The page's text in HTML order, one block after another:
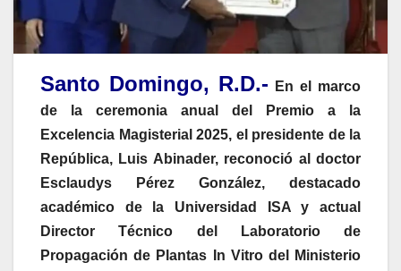
Santo Domingo, R.D.-
En el marco
de la ceremonia anual del Premio a la
Excelencia Magisterial 2025, el presidente de la
República, Luis Abinader, reconoció al doctor
Esclaudys Pérez González, destacado
académico de la Universidad ISA y actual
Director Técnico del Laboratorio de
Propagación de Plantas In Vitro del Ministerio